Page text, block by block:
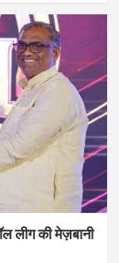
लीग की मेज़बानी